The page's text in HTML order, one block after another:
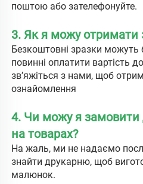
поштою або зателефонуйте.
3. Як я можу отримати
Безкоштовні зразки можуть
повинні оплатити вартість
зв’яжіться з нами, щоб
ознайомлення
4. Чи можу я замовити
на товарах?
На жаль, ми не надаємо
знайти друкарню, щоб
малюнок.